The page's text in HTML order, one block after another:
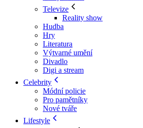
Televize
Reality show
Hudba
Hry
Literatura
Výtvarné umění
Divadlo
Digi a stream
Celebrity
Módní policie
Pro pamětníky
Nové tváře
Lifestyle